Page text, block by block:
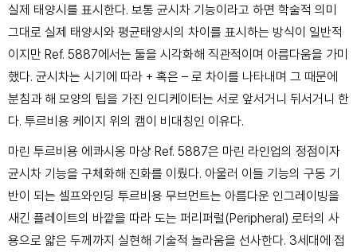
실제 태양시를 표시한다. 보통 균시차 기능이라고 하면 학술적 의미
그대로 실제 태양시와 평균태양시의 차이를 표시하는 방식이 일반적
이지만 Ref. 5887에서는 둘을 시각화해 직관적이며 아름다움을 가미
했다. 균시차는 시기에 따라 + 혹은 – 로 차이를 나타내며 그 때문에
분침과 해 모양의 팁을 가진 인디케이터는 서로 앞서거니 뒤서거니 한
다. 투르비용 케이지 위의 캠이 비대칭인 이유다.
마린 투르비용 에콰시옹 마샹 Ref. 5887은 마린 라인업의 정점이자
균시차 기능을 구체화해 진화를 이뤘다. 아울러 이들 기능의 구동 기
반이 되는 셀프와인딩 투르비용 무브먼트는 아름다운 인그레이빙을
새긴 플레이트의 바깥을 따라 도는 퍼리퍼럴(Peripheral) 로터의 사
용으로 얇은 두께까지 실현해 기술적 놀라움을 선사한다. 3세대에 접